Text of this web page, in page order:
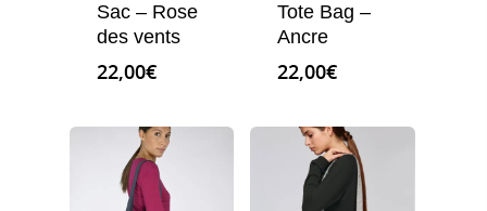
Sac – Rose
des vents
22,00€
Tote Bag –
Ancre
22,00€